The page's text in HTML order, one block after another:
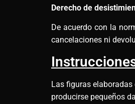
Derecho de
De acuerdo con la
cancelaciones ni
Las figuras
producirse pequeños